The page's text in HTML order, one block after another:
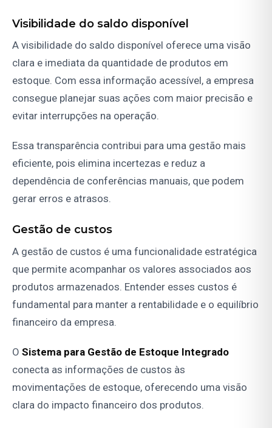
Visibilidade do saldo disponível
A visibilidade do saldo disponível oferece uma visão
clara e imediata da quantidade de produtos em
estoque. Com essa informação acessível, a empresa
consegue planejar suas ações com maior precisão e
evitar interrupções na operação.
Essa transparência contribui para uma gestão mais
eficiente, pois elimina incertezas e reduz a
dependência de conferências manuais, que podem
gerar erros e atrasos.
Gestão de custos
A gestão de custos é uma funcionalidade estratégica
que permite acompanhar os valores associados aos
produtos armazenados. Entender esses custos é
fundamental para manter a rentabilidade e o equilíbrio
financeiro da empresa.
O Sistema para Gestão de Estoque Integrado
conecta as informações de custos às
movimentações de estoque, oferecendo uma visão
clara do impacto financeiro dos produtos.